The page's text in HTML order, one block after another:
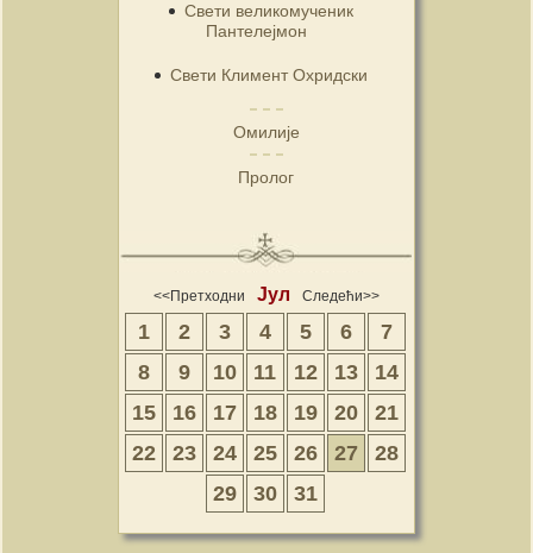
Свети великомученик
Пантелејмон
Свети Климент Охридски
Омилије
Пролог
<<Претходни Јул Следећи>>
1 2 3 4 5 6
7
8
9 10 11 12 13
14
15
16 17 18 19 20
21
22
23 24 25 26 27
28
29
30 31